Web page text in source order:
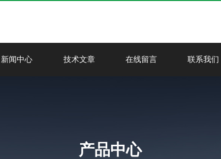
新闻中心 技术文章 在线留言 联系我们
产品中心